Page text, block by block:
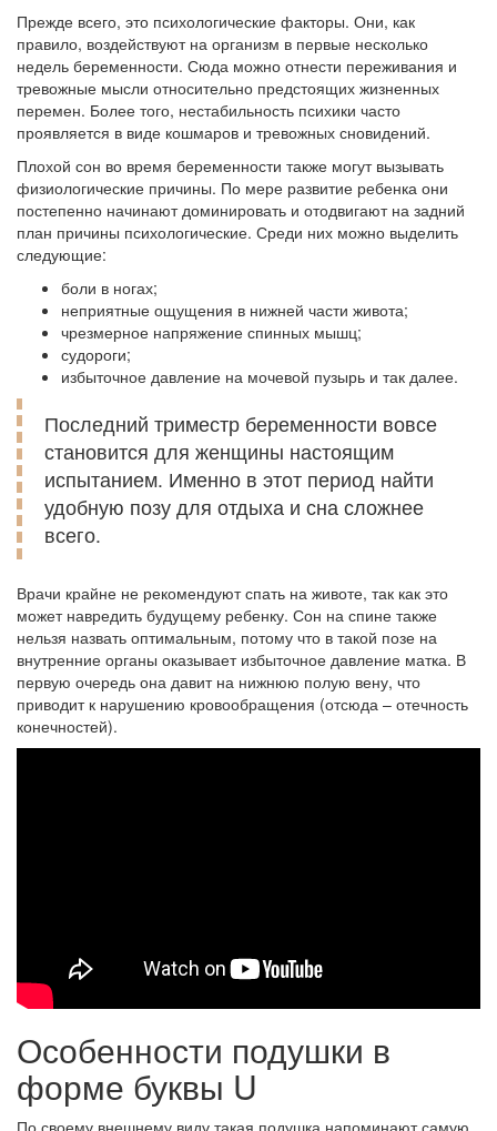
Прежде всего, это психологические факторы. Они, как
правило, воздействуют на организм в первые несколько
недель беременности. Сюда можно отнести переживания и
тревожные мысли относительно предстоящих жизненных
перемен. Более того, нестабильность психики часто
проявляется в виде кошмаров и тревожных сновидений.
Плохой сон во время беременности также могут вызывать
физиологические причины. По мере развитие ребенка они
постепенно начинают доминировать и отодвигают на задний
план причины психологические. Среди них можно выделить
следующие:
боли в ногах;
неприятные ощущения в нижней части живота;
чрезмерное напряжение спинных мышц;
судороги;
избыточное давление на мочевой пузырь и так далее.
Последний триместр беременности вовсе
становится для женщины настоящим
испытанием. Именно в этот период найти
удобную позу для отдыха и сна сложнее
всего.
Врачи крайне не рекомендуют спать на животе, так как это
может навредить будущему ребенку. Сон на спине также
нельзя назвать оптимальным, потому что в такой позе на
внутренние органы оказывает избыточное давление матка. В
первую очередь она давит на нижнюю полую вену, что
приводит к нарушению кровообращения (отсюда – отечность
конечностей).
Особенности подушки в
форме буквы U